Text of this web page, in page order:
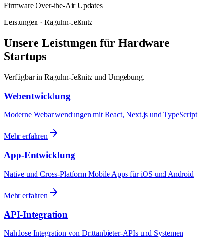
Firmware Over-the-Air Updates
Leistungen · Raguhn-Jeßnitz
Unsere Leistungen für Hardware
Startups
Verfügbar in Raguhn-Jeßnitz und Umgebung.
Webentwicklung
Moderne Webanwendungen mit React, Next.js und TypeScript
Mehr erfahren
App-Entwicklung
Native und Cross-Platform Mobile Apps für iOS und Android
Mehr erfahren
API-Integration
Nahtlose Integration von Drittanbieter-APIs und Systemen